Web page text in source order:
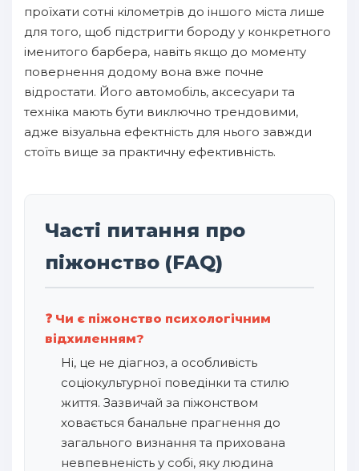
проїхати сотні кілометрів до іншого міста лише
для того, щоб підстригти бороду у конкретного
іменитого барбера, навіть якщо до моменту
повернення додому вона вже почне
відростати. Його автомобіль, аксесуари та
техніка мають бути виключно трендовими,
адже візуальна ефектність для нього завжди
стоїть вище за практичну ефективність.
Часті питання про
піжонство (FAQ)
❓ Чи є піжонство психологічним
відхиленням?
Ні, це не діагноз, а особливість
соціокультурної поведінки та стилю
життя. Зазвичай за піжонством
ховається банальне прагнення до
загального визнання та прихована
невпевненість у собі, яку людина